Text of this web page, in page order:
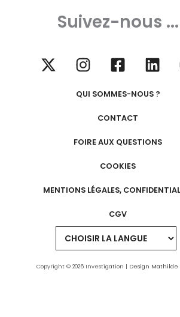
Suivez-nous ...
QUI SOMMES-NOUS ?
CONTACT
FOIRE AUX QUESTIONS
COOKIES
MENTIONS LÉGALES,
CGV
Copyright © 2026 Investigation | Design Mathilde